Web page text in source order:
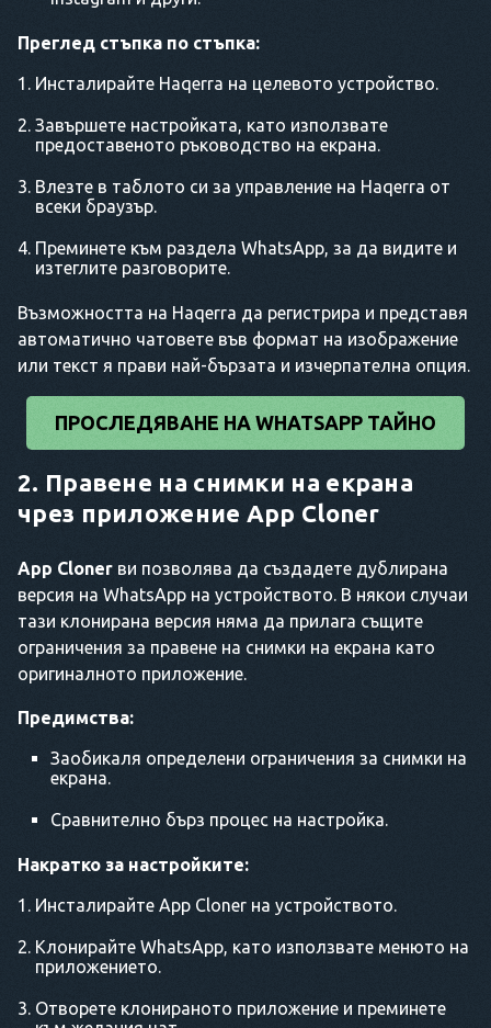
Преглед стъпка по стъпка:
Инсталирайте Haqerra на целевото устройство.
Завършете настройката, като използвате
предоставеното ръководство на екрана.
Влезте в таблото си за управление на Haqerra от
всеки браузър.
Преминете към раздела WhatsApp, за да видите и
изтеглите разговорите.
Възможността на Haqerra да регистрира и представя
автоматично чатовете във формат на изображение
или текст я прави най-бързата и изчерпателна опция.
ПРОСЛЕДЯВАНЕ НА WHATSAPP ТАЙНО
2. Правене на снимки на екрана
чрез приложение App Cloner
App Cloner ви позволява да създадете дублирана
версия на WhatsApp на устройството. В някои случаи
тази клонирана версия няма да прилага същите
ограничения за правене на снимки на екрана като
оригиналното приложение.
Предимства:
Заобикаля определени ограничения за снимки на
екрана.
Сравнително бърз процес на настройка.
Накратко за настройките:
Инсталирайте App Cloner на устройството.
Клонирайте WhatsApp, като използвате менюто на
приложението.
Отворете клонираното приложение и преминете